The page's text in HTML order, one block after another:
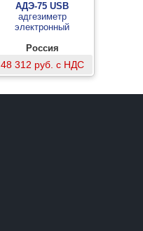
АДЭ-75 USB
адгезиметр
электронный
Россия
48 312 руб. с НДС